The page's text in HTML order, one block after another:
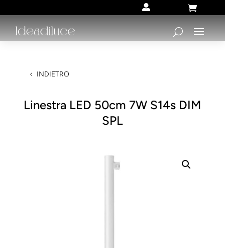
 
INDIETRO
Linestra LED 50cm 7W S14s DIM
SPL